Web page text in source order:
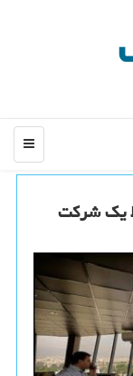
منو
یك شركت